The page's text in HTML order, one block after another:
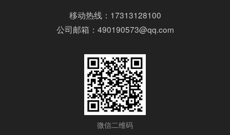
移动热线：17313128100
公司邮箱：490190573@qq.com
微信二维码